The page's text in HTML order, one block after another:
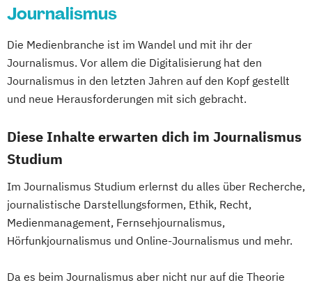
Journalismus
Die Medienbranche ist im Wandel und mit ihr der
Journalismus. Vor allem die Digitalisierung hat den
Journalismus in den letzten Jahren auf den Kopf gestellt
und neue Herausforderungen mit sich gebracht.
Diese Inhalte erwarten dich im Journalismus
Studium
Im Journalismus Studium erlernst du alles über Recherche,
journalistische Darstellungsformen, Ethik, Recht,
Medienmanagement, Fernsehjournalismus,
Hörfunkjournalismus und Online-Journalismus und mehr.
Da es beim Journalismus aber nicht nur auf die Theorie